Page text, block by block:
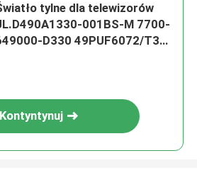
tylne dla telewizorów
001BS-M 7700-
D330 49PUF6072/T3
Kontyntynuj